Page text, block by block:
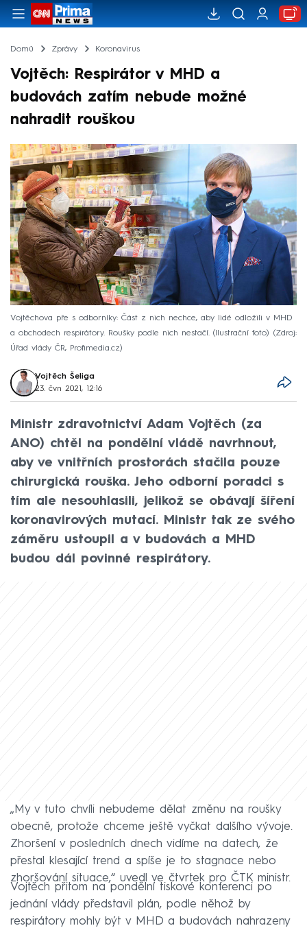
Domů Zprávy Koronavirus
Vojtěch: Respirátor v MHD a
budovách zatím nebude možné
nahradit rouškou
Vojtěchova pře s odborníky: Část z nich nechce, aby lidé odložili v MHD
a obchodech respirátory. Roušky podle nich nestačí. (Ilustrační foto)
Zdroj:
Úřad vlády ČR, Profimedia.cz
Vojtěch Šeliga
23. čvn 2021, 12:16
Ministr zdravotnictví Adam Vojtěch (za
ANO) chtěl na pondělní vládě navrhnout,
aby ve vnitřních prostorách stačila pouze
chirurgická rouška. Jeho odborní poradci s
tím ale nesouhlasili, jelikož se obávají šíření
koronavirových mutací. Ministr tak ze svého
záměru ustoupil a v budovách a MHD
budou dál povinné respirátory.
„My v tuto chvíli nebudeme dělat změnu na roušky
obecně, protože chceme ještě vyčkat dalšího vývoje.
Zhoršení v posledních dnech vidíme na datech, že
přestal klesající trend a spíše je to stagnace nebo
zhoršování situace,“ uvedl ve čtvrtek pro ČTK ministr.
Vojtěch přitom na pondělní tiskové konferenci po
jednání vlády představil plán, podle něhož by
respirátory mohly být v MHD a budovách nahrazeny